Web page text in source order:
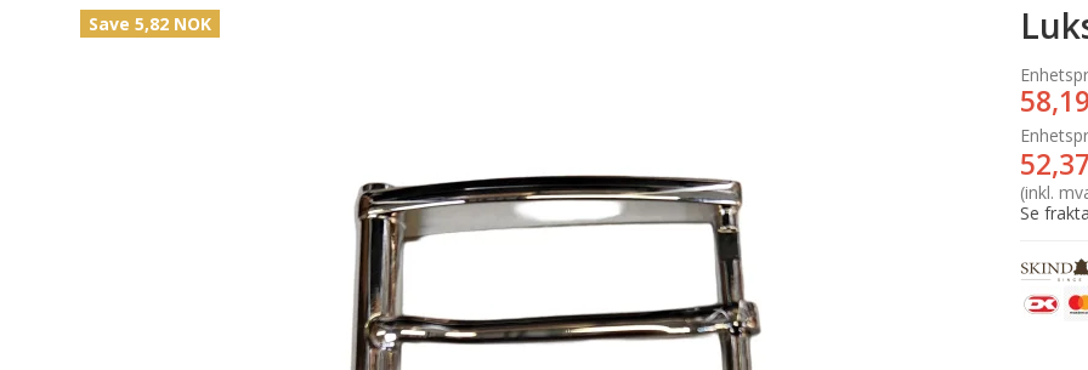
Save 5,82 NOK
(inkl.
Se